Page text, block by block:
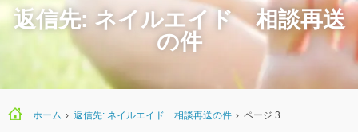
ホーム シェア 掲示板 検索
返信先: ネイルエイド 相談再送
の件
ホーム › 返信先: ネイルエイド 相談再送の件 › ページ 3